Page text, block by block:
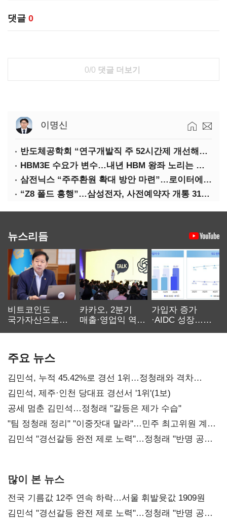
댓글 0
0/0 댓글 더보기
이명신
반도체공학회 “연구개발직 주 52시간제 개선해야”
HBM3E 수요가 변수…내년 HBM 왕좌 노리는 삼성
삼전닉스 “주주환원 확대 방안 마련”…로이터에 성명 보내
“Z8 폴드 흥행”…삼성전자, 사전예약자 개통 31일까지 연장
뉴스리듬
비트코인도
국가자산으로…'
카카오, 2분기
매출·영업익 역대
가입자 증가
·AIDC 성장…
주요 뉴스
김민석, 누적 45.42%로 경선 1위…정청래와 격차
0.86%p(2보)
김민석, 제주·인천 당대표 경선서 '1위'(1보)
공세 멈춘 김민석…정청래 "갈등은 제가 수습"
"팀 정청래 정리" "이중잣대 말라"…민주 최고위원 계파
다툼 격화
김민석 "경선갈등 완전 제로 노력"…정청래 "반명 공세
많이 본 뉴스
전국 기름값 12주 연속 하락…서울 휘발윳값 1909원
김민석 "경선갈등 완전 제로 노력"…정청래 "반명 공세